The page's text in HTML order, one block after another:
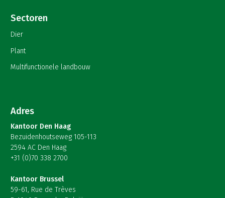
Sectoren
Dier
Plant
Multifunctionele landbouw
Adres
Kantoor Den Haag
Bezuidenhoutseweg 105-113
2594 AC Den Haag
+31 (0)70 338 2700
Kantoor Brussel
59-61, Rue de Trèves